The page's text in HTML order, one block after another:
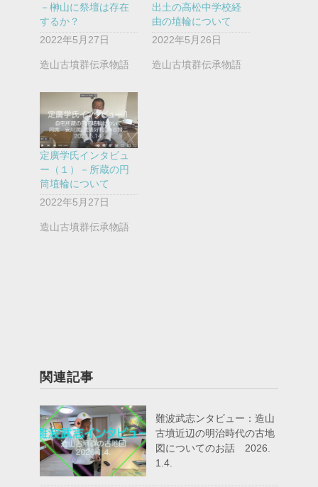
－榊山に祭壇は存在
するか？
2022年5月27日
造山古墳群伝承物語
出土の高松中学校経
由の埴輪について
2022年5月26日
造山古墳群伝承物語
定廣学氏インタビュ
ー（１）－所蔵の円
筒埴輪について
2022年5月27日
造山古墳群伝承物語
関連記事
難波武志ンタビュー：造山
古墳近辺の明治時代の古地
図についてのお話 2026.
1.4.